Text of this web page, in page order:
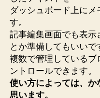
ダッシュボード上にメ
す。
記事編集画面でも表示
とか準備してもいいで
複数で管理しているブ
ントロールできます。
使い方によっては、か
思います。